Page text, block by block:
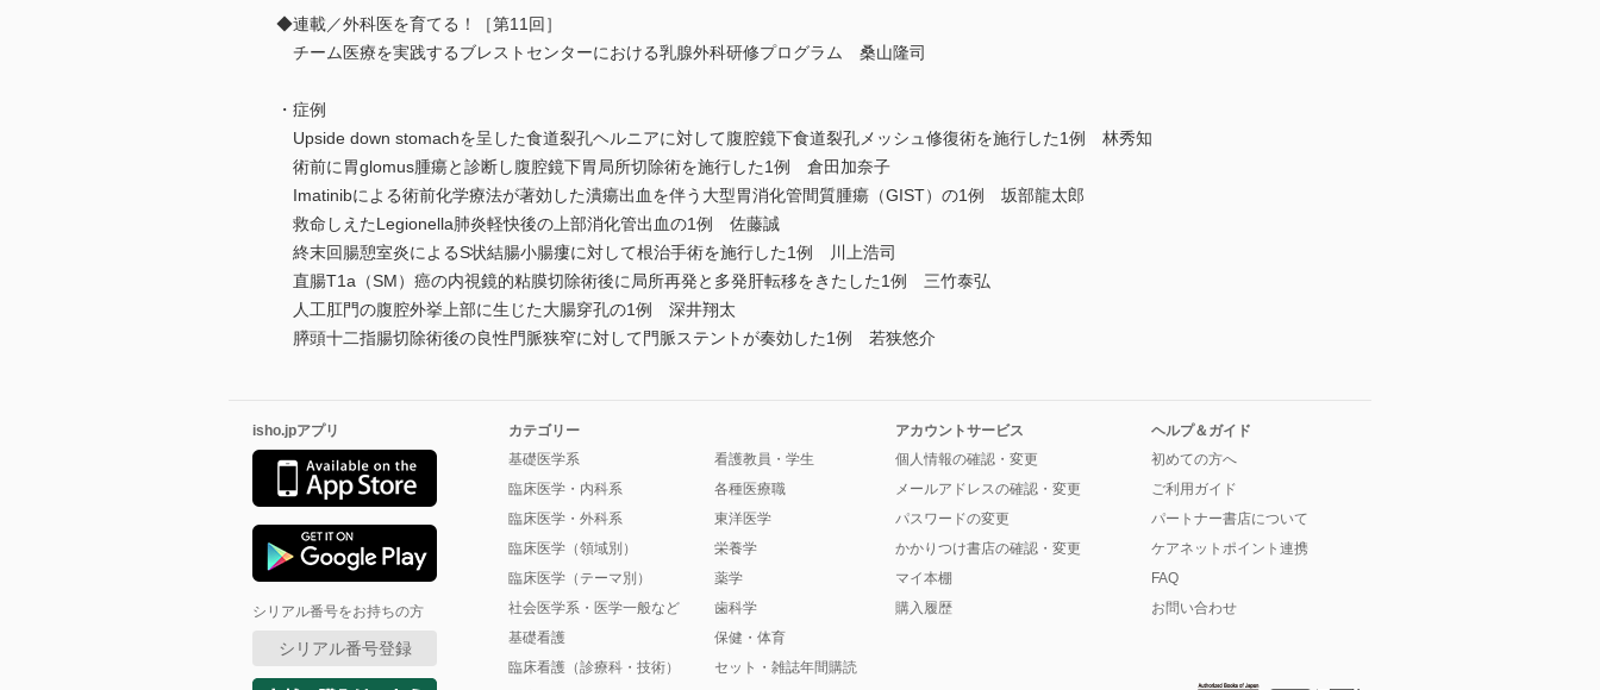
◆連載／外科医を育てる！［第11回］
チーム医療を実践するブレストセンターにおける乳腺外科研修プログラム 桑山隆司
・症例
Upside down stomachを呈した食道裂孔ヘルニアに対して腹腔鏡下食道裂孔メッシュ修復術を施行した1例 林秀知
術前に胃glomus腫瘍と診断し腹腔鏡下胃局所切除術を施行した1例 倉田加奈子
Imatinibによる術前化学療法が著効した潰瘍出血を伴う大型胃消化管間質腫瘍（GIST）の1例 坂部龍太郎
救命しえたLegionella肺炎軽快後の上部消化管出血の1例 佐藤誠
終末回腸憩室炎によるS状結腸小腸瘻に対して根治手術を施行した1例 川上浩司
直腸T1a（SM）癌の内視鏡的粘膜切除術後に局所再発と多発肝転移をきたした1例 三竹泰弘
人工肛門の腹腔外挙上部に生じた大腸穿孔の1例 深井翔太
膵頭十二指腸切除術後の良性門脈狭窄に対して門脈ステントが奏効した1例 若狭悠介
isho.jpアプリ
シリアル番号をお持ちの方
シリアル番号登録
カテゴリー
基礎医学系
臨床医学・内科系
臨床医学・外科系
臨床医学（領域別）
臨床医学（テーマ別）
社会医学系・医学一般など
基礎看護
臨床看護（診療科・技術）
看護教員・学生
各種医療職
東洋医学
栄養学
薬学
歯科学
保健・体育
セット・雑誌年間購読
アカウントサービス
個人情報の確認・変更
メールアドレスの確認・変更
パスワードの変更
かかりつけ書店の確認・変更
マイ本棚
購入履歴
ヘルプ＆ガイド
初めての方へ
ご利用ガイド
パートナー書店について
ケアネットポイント連携
FAQ
お問い合わせ